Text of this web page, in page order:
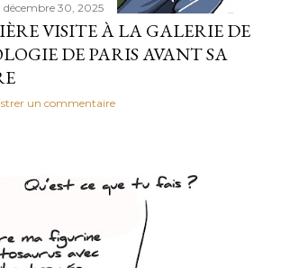
décembre 30, 2025
VISITE À LA GALERIE DE
DE PARIS AVANT SA
un commentaire